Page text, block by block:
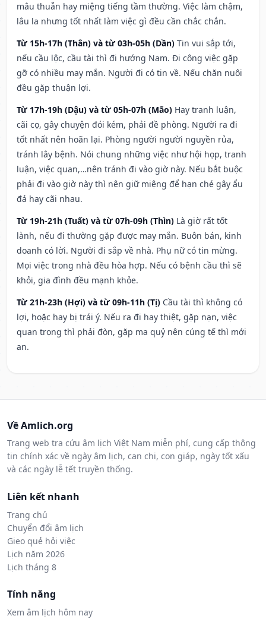
mâu thuẫn hay miệng tiếng tầm thường. Việc làm chậm,
lâu la nhưng tốt nhất làm việc gì đều cần chắc chắn.
Từ 15h-17h (Thân) và từ 03h-05h (Dần) Tin vui sắp tới,
nếu cầu lộc, cầu tài thì đi hướng Nam. Đi công việc gặp
gỡ có nhiều may mắn. Người đi có tin về. Nếu chăn nuôi
đều gặp thuận lợi.
Từ 17h-19h (Dậu) và từ 05h-07h (Mão) Hay tranh luận,
cãi cọ, gây chuyện đói kém, phải đề phòng. Người ra đi
tốt nhất nên hoãn lại. Phòng người người nguyền rủa,
tránh lây bệnh. Nói chung những việc như hội họp, tranh
luận, việc quan,…nên tránh đi vào giờ này. Nếu bắt buộc
phải đi vào giờ này thì nên giữ miệng để hạn ché gây ẩu
đả hay cãi nhau.
Từ 19h-21h (Tuất) và từ 07h-09h (Thìn) Là giờ rất tốt
lành, nếu đi thường gặp được may mắn. Buôn bán, kinh
doanh có lời. Người đi sắp về nhà. Phụ nữ có tin mừng.
Mọi việc trong nhà đều hòa hợp. Nếu có bệnh cầu thì sẽ
khỏi, gia đình đều mạnh khỏe.
Từ 21h-23h (Hợi) và từ 09h-11h (Tị) Cầu tài thì không có
lợi, hoặc hay bị trái ý. Nếu ra đi hay thiệt, gặp nạn, việc
quan trọng thì phải đòn, gặp ma quỷ nên cúng tế thì mới
an.
Về Amlich.org
Trang web tra cứu âm lịch Việt Nam miễn phí, cung cấp thông
tin chính xác về ngày âm lịch, can chi, con giáp, ngày tốt xấu
và các ngày lễ tết truyền thống.
Liên kết nhanh
Trang chủ
Chuyển đổi âm lịch
Gieo quẻ hỏi việc
Lịch năm 2026
Lịch tháng 8
Tính năng
Xem âm lịch hôm nay